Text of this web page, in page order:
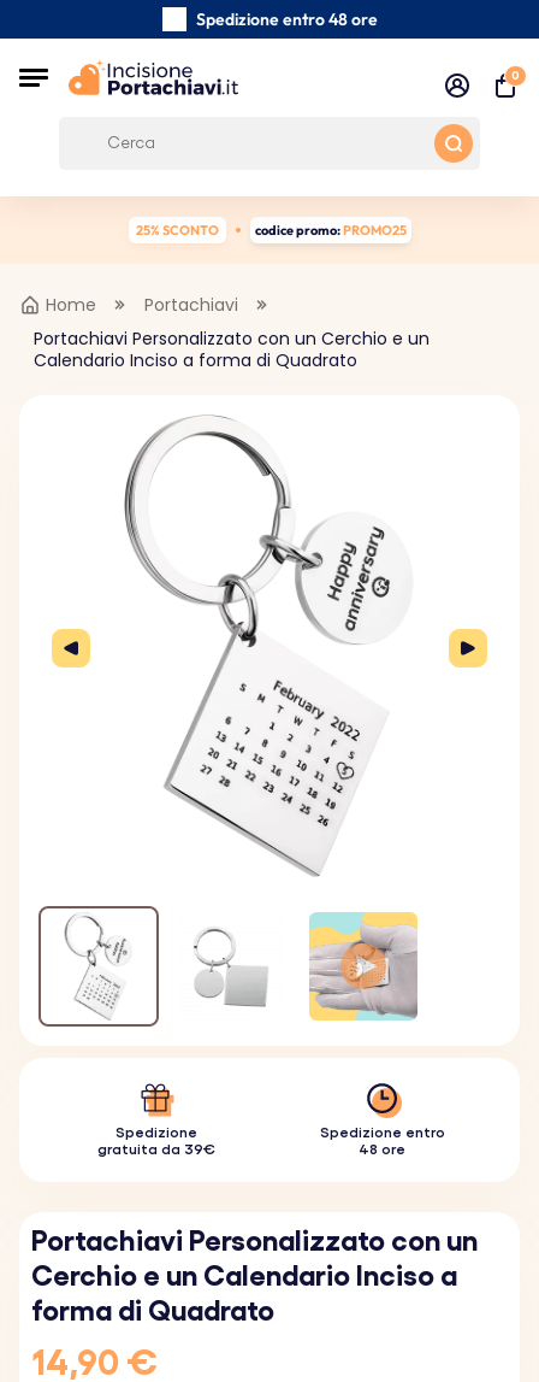
Spedizione entro 48 ore
Recensioni dei clienti:
0
25% SCONTO codice promo:PROMO25
Home
Portachiavi
Portachiavi Personalizzato con un Cerchio e un
Calendario Inciso a forma di Quadrato
Spedizione
gratuita da 39€
Spedizione entro
48 ore
Portachiavi Personalizzato con un
Cerchio e un Calendario Inciso a
forma di Quadrato
14,90 €